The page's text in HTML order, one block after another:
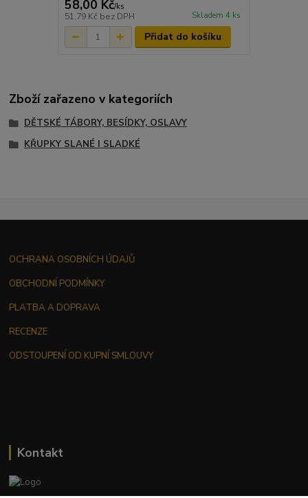
58,00 Kč/ks
51,79 Kč bez DPH Skladem 4 ks
Přidat do košíku
Zboží zařazeno v kategoriích
DĚTSKÉ TÁBORY, BESÍDKY, OSLAVY
KŘUPKY SLANÉ I SLADKÉ
OCHRANA OSOBNÍCH ÚDAJŮ
OBCHODNÍ PODMÍNKY
PLATBA A DOPRAVA
RECENZE
ODSTOUPENÍ OD KUPNÍ SMLOUVY
Kontakt